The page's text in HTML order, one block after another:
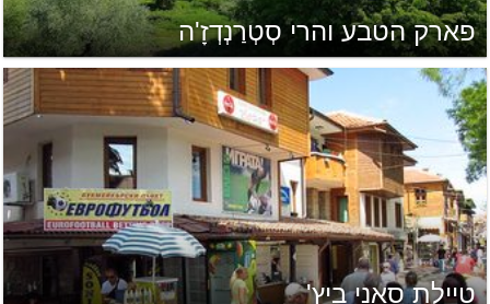
פארק הטבע והרי סְטְרַנְדְזָ'ה
טיילת סאני ביץ'